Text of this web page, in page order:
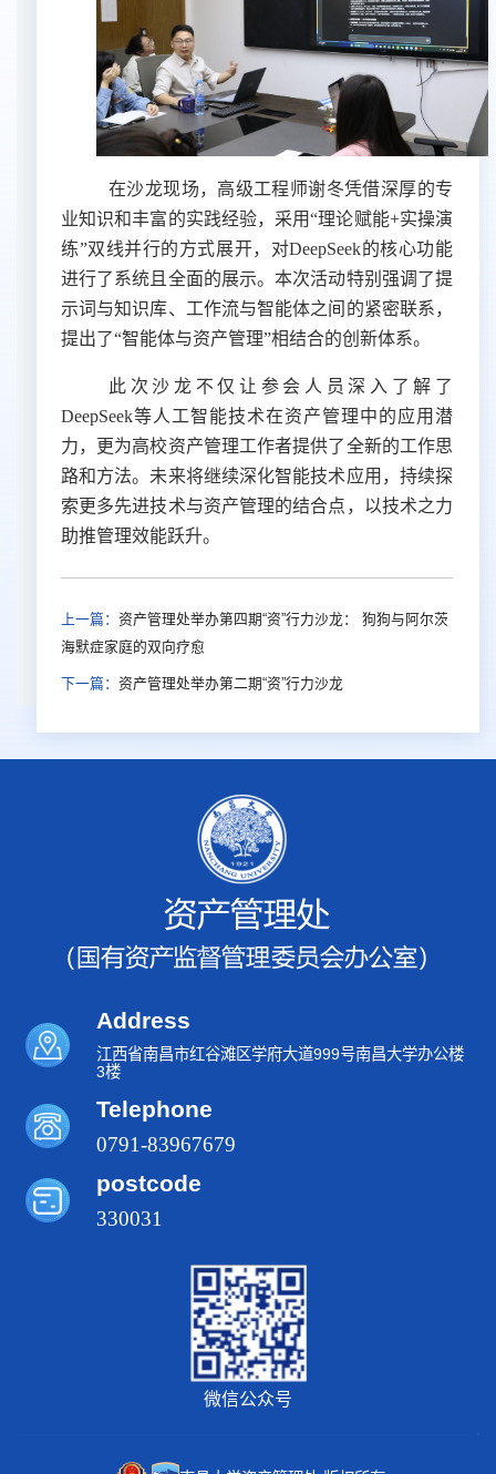
在沙龙现场，高级工程师谢冬凭借深厚的专
业知识和丰富的实践经验， 采用“理论赋能+实操演
练”双线并行的方式展开， 对DeepSeek的核心功能
进行了系统且全面的展示。本次活动特别强调了提
示词与知识库、工作流与智能体之间的紧密联系，
提出了“智能体与资产管理”相结合的创新体系。
此次沙龙不仅让参会人员深入了解了
DeepSeek等人工智能技术在资产管理中的应用潜
力，更为高校资产管理工作者提供了全新的工作思
路和方法。未来将继续深化智能技术应用，持续探
索更多先进技术与资产管理的结合点，以技术之力
助推管理效能跃升。
上一篇： 资产管理处举办第四期“资”行力沙龙： 狗狗与阿尔茨
海默症家庭的双向疗愈
下一篇： 资产管理处举办第二期“资”行力沙龙
Address
江西省南昌市红谷滩区学府大道999号南昌大学办公楼
3楼
Telephone
0791-83967679
postcode
330031
微信公众号